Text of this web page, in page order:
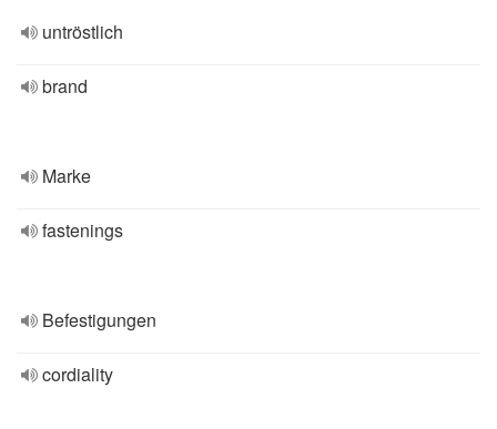
untröstlich
brand
Marke
fastenings
Befestigungen
cordiality